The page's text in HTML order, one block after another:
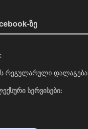
ზე
რეგულარული დალაგება
სერვისები: